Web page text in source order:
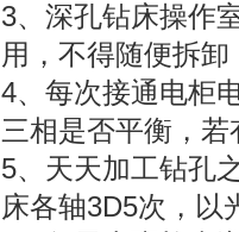
3、深孔钻床操作
用，不得随便拆卸
4、每次接通电柜
三相是否平衡，
5、天天加工钻孔
床各轴3D5次，以